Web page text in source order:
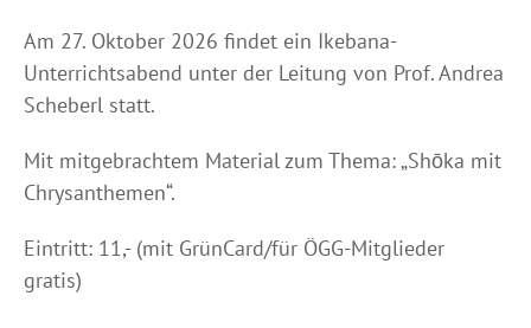
Am 27. Oktober 2026 findet ein Ikebana-
Unterrichtsabend unter der Leitung von Prof. Andrea
Scheberl statt.
Mit mitgebrachtem Material zum Thema: „Shōka mit
Chrysanthemen“.
Eintritt: 11,- (mit GrünCard/für ÖGG-Mitglieder
gratis)